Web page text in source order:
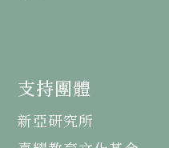
支持團體
新亞研究所